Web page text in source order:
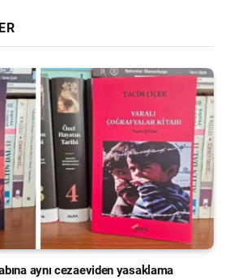
aynı cezaeviden yasaklama